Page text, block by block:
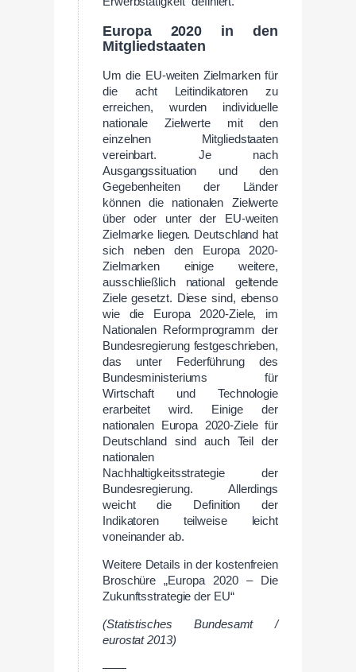
Europa 2020 in den
Mitgliedstaaten
Um die EU-weiten Zielmarken für
die acht Leitindikatoren zu
erreichen, wurden individuelle
nationale Zielwerte mit den
einzelnen Mitgliedstaaten
vereinbart. Je nach
Ausgangssituation und den
Gegebenheiten der Länder
können die nationalen Zielwerte
über oder unter der EU-weiten
Zielmarke liegen. Deutschland hat
sich neben den Europa 2020-
Zielmarken einige weitere,
ausschließlich national geltende
Ziele gesetzt. Diese sind, ebenso
wie die Europa 2020-Ziele, im
Nationalen Reformprogramm der
Bundesregierung festgeschrieben,
das unter Federführung des
Bundesministeriums für
Wirtschaft und Technologie
erarbeitet wird. Einige der
nationalen Europa 2020-Ziele für
Deutschland sind auch Teil der
nationalen
Nachhaltigkeitsstrategie der
Bundesregierung. Allerdings
weicht die Definition der
Indikatoren teilweise leicht
voneinander ab.
Weitere Details in der kostenfreien
Broschüre „Europa 2020 – Die
Zukunftsstrategie der EU“
(Statistisches Bundesamt /
eurostat 2013)
——